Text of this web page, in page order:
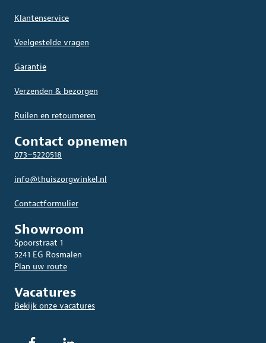
Klantenservice
Veelgestelde vragen
Garantie
Verzenden & bezorgen
Ruilen en retourneren
Contact opnemen
073–5220518
info@thuiszorgwinkel.nl
Contactformulier
Showroom
Spoorstraat 1
5241 EG Rosmalen
Plan uw route
Vacatures
Bekijk onze vacatures